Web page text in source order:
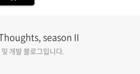
seasonⅡ
개발 블로그입니다.